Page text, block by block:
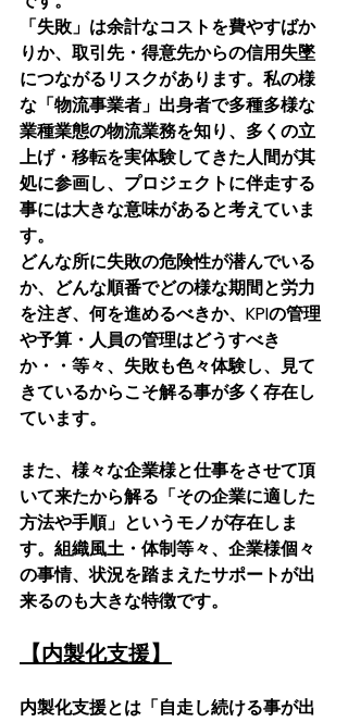
「失敗」は余計なコストを費やすばか
りか、取引先・得意先からの信用失墜
につながるリスクがあります。私の様
な「物流事業者」出身者で多種多様な
業種業態の物流業務を知り、多くの立
上げ・移転を実体験してきた人間が其
処に参画し、プロジェクトに伴走する
事には大きな意味があると考えていま
す。
どんな所に失敗の危険性が潜んでいる
か、どんな順番でどの様な期間と労力
を注ぎ、何を進めるべきか、KPIの管理
や予算・人員の管理はどうすべき
か・・等々、失敗も色々体験し、見て
きているからこそ解る事が多く存在し
ています。
また、様々な企業様と仕事をさせて頂
いて来たから解る「その企業に適した
方法や手順」というモノが存在しま
す。組織風土・体制等々、企業様個々
の事情、状況を踏まえたサポートが出
来るのも大きな特徴です。
【内製化支援】
内製化支援とは「自走し続ける事が出